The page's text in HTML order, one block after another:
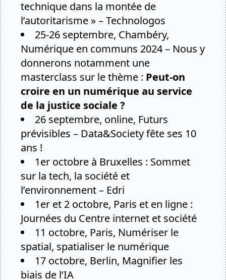
technique dans la montée de
l’autoritarisme »– Technologos
25-26 septembre, Chambéry,
Numérique en communs 2024– Nous y
donnerons notamment une
masterclass sur le thème : Peut-on
croire en un numérique au service
de la justice sociale ?
26 septembre, online, Futurs
prévisibles – Data&Society fête ses 10
ans !
1er octobre à Bruxelles : Sommet
sur la tech, la société et
l’environnement– Edri
1er et 2 octobre, Paris et en ligne :
Journées du Centre internet et société
11 octobre, Paris, Numériser le
spatial, spatialiser le numérique
17 octobre, Berlin, Magnifier les
biais de l’IA